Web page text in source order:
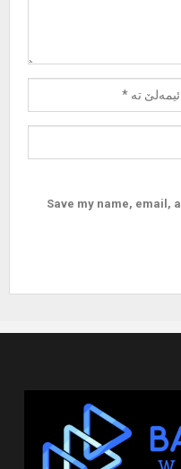
Save my name,